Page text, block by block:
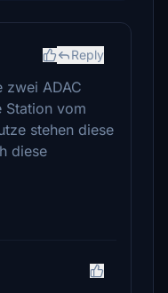
Reply
zwei ADAC
Station vom
stehen diese
diese